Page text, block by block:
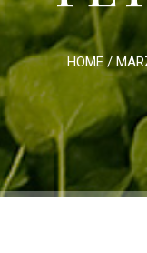
HOME /